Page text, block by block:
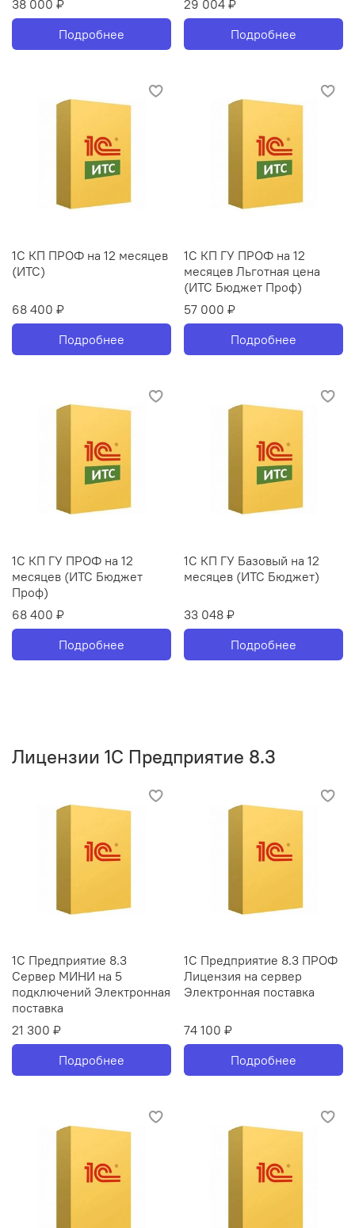
38 000 ₽
Подробнее
29 004 ₽
Подробнее
1С КП ПРОФ на 12 месяцев
(ИТС)
68 400 ₽
Подробнее
1С КП ГУ ПРОФ на 12
месяцев Льготная цена
(ИТС Бюджет Проф)
57 000 ₽
Подробнее
1С КП ГУ ПРОФ на 12
месяцев (ИТС Бюджет
Проф)
68 400 ₽
Подробнее
1С КП ГУ Базовый на 12
месяцев (ИТС Бюджет)
33 048 ₽
Подробнее
Лицензии 1С Предприятие 8.3
1С Предприятие 8.3
Сервер МИНИ на 5
подключений Электронная
поставка
21 300 ₽
Подробнее
1С Предприятие 8.3 ПРОФ
Лицензия на сервер
Электронная поставка
74 100 ₽
Подробнее